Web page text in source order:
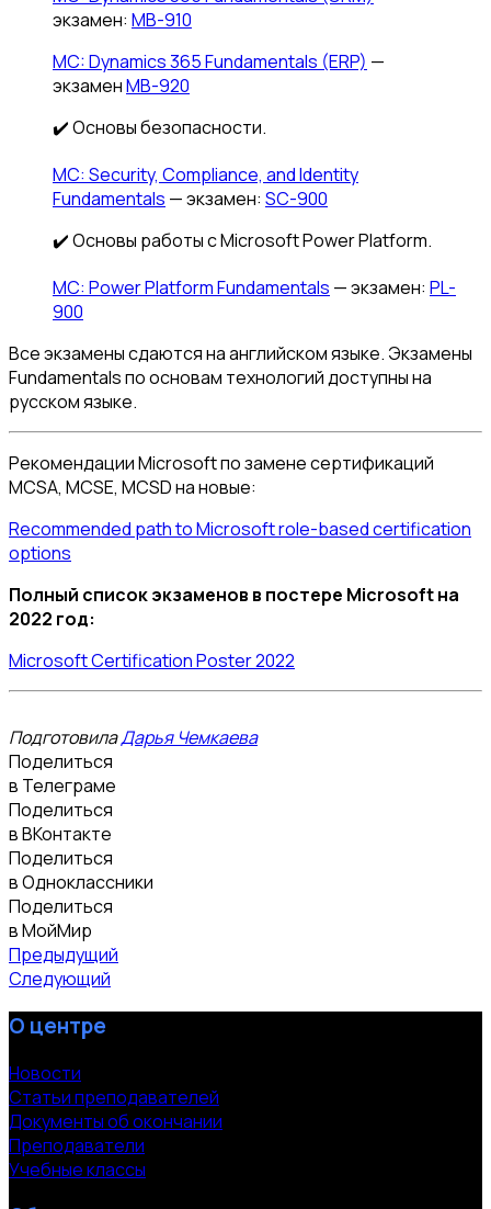
экзамен: MB-910
MC: Dynamics 365 Fundamentals (ERP) —
экзаменMB-920
✔️ Основы безопасности.
MС: Security, Compliance, and Identity
Fundamentals — экзамен: SC-900
✔️ Основы работы с Microsoft Power Platform.
MС: Power Platform Fundamentals — экзамен: PL-
900
Все экзамены сдаются на английском языке. Экзамены
Fundamentals по основам технологий доступны на
русском языке.
Рекомендации Microsoft по замене сертификаций
MCSA, MCSE, MCSD на новые:
Recommended path to Microsoft role-based certification
options
Полный список экзаменов в постере Microsoft на
2022 год:
Microsoft Certification Poster 2022
ПодготовилаДарья Чемкаева
Поделиться
в Телеграме
Поделиться
в ВКонтакте
Поделиться
в Одноклассники
Поделиться
в МойМир
Предыдущий
Следующий
О центре
Новости
Статьи преподавателей
Документы об окончании
Преподаватели
Учебные классы